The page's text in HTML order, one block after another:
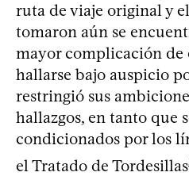
ruta de viaje original y
tomaron aún se
mayor complicación de
hallarse bajo auspicio
restringió sus
hallazgos, en tanto que
condicionados por los
el Tratado de Tordesillas